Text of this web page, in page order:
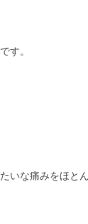
す。
いな痛みをほと